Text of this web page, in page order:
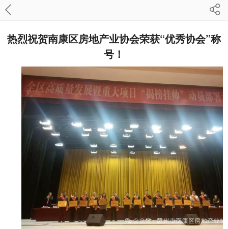
热烈祝贺南康区房地产业协会荣获“优秀协会”称
号！